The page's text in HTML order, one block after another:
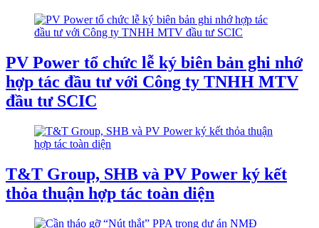
PV Power tổ chức lễ ký biên bản ghi nhớ
hợp tác đầu tư với Công ty TNHH MTV
đầu tư SCIC
T&T Group, SHB và PV Power ký kết
thỏa thuận hợp tác toàn diện